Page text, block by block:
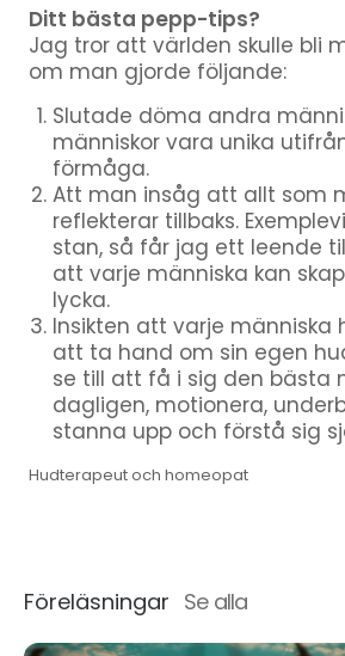
Ditt bästa pepp-tips?
Jag tror att världen skulle bli
om man gjorde följande:
Slutade döma andra
människor vara unika
förmåga.
Att man insåg att allt som
reflekterar tillbaks.
stan, så får jag ett leende
att varje människa kan
lycka.
Insikten att varje människa
att ta hand om sin egen
se till att få i sig den bästa
dagligen, motionera,
stanna upp och förstå sig
Hudterapeut och homeopat
Föreläsningar Se alla